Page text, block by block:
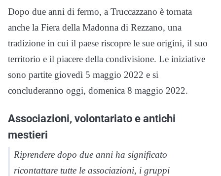
Dopo due anni di fermo, a Truccazzano è tornata
anche la Fiera della Madonna di Rezzano, una
tradizione in cui il paese riscopre le sue origini, il suo
territorio e il piacere della condivisione. Le iniziative
sono partite giovedì 5 maggio 2022 e si
concluderanno oggi, domenica 8 maggio 2022.
Associazioni, volontariato e antichi
mestieri
Riprendere dopo due anni ha significato
ricontattare tutte le associazioni, i gruppi